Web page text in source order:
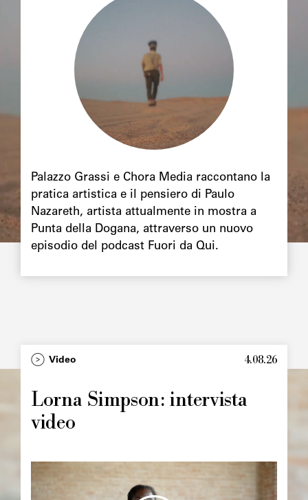
principale
Palazzo Grassi e Chora Media raccontano la
pratica artistica e il pensiero di Paulo
Nazareth, artista attualmente in mostra a
Punta della Dogana, attraverso un nuovo
episodio del podcast Fuori da Qui.
TypeVideo 4.08.26
Lorna Simpson: intervista
video